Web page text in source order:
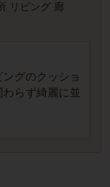
リビング 廊
グのクッショ
らず綺麗に並